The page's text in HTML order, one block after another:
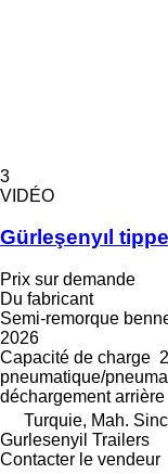
3
VIDÉO
Gürleşenyıl
Prix sur demande
Du fabricant
Semi-remorque
2026
Capacité de charge
pneumatique/
déchargement arrière
Turquie, Mah.
Gurlesenyil Trailers
Contacter le vendeur